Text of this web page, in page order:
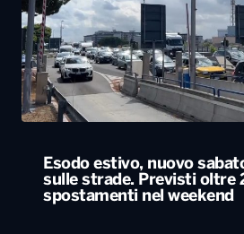
Esodo estivo, nuovo
sulle strade. Previsti oltre
spostamenti nel weekend